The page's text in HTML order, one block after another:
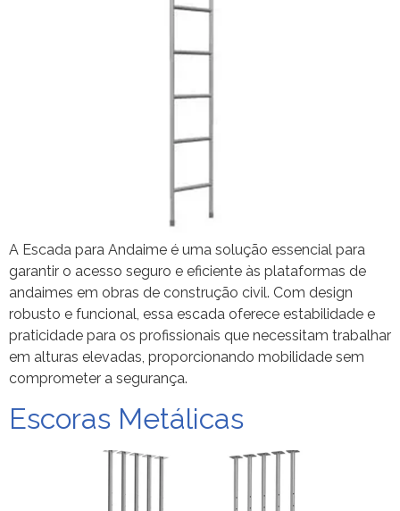
A Escada para Andaime é uma solução essencial para
garantir o acesso seguro e eficiente às plataformas de
andaimes em obras de construção civil. Com design
robusto e funcional, essa escada oferece estabilidade e
praticidade para os profissionais que necessitam trabalhar
em alturas elevadas, proporcionando mobilidade sem
comprometer a segurança.
Escoras Metálicas